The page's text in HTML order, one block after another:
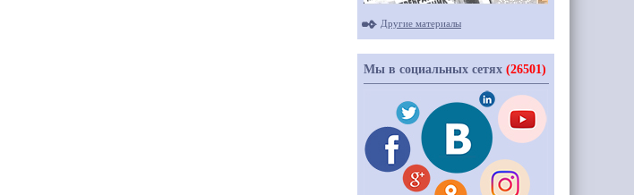
Другие материалы
Мы в социальных сетях (26501)